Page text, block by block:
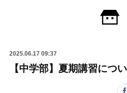
2025.06.17 09:37
【中学部】夏期講習につ